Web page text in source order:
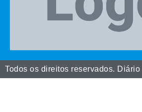
Todos os direitos reservados.